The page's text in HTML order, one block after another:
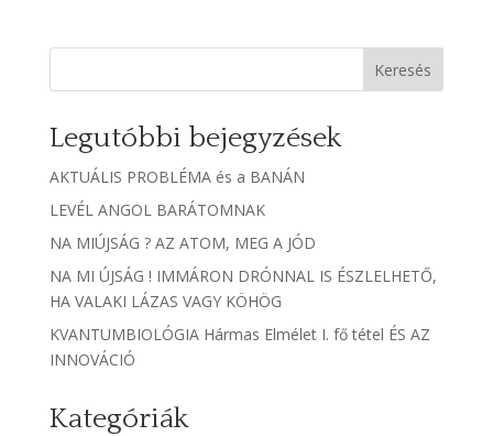
Keresés
Legutóbbi bejegyzések
AKTUÁLIS PROBLÉMA és a BANÁN
LEVÉL ANGOL BARÁTOMNAK
NA MIÚJSÁG ? AZ ATOM, MEG A JÓD
NA MI ÚJSÁG ! IMMÁRON DRÓNNAL IS ÉSZLELHETŐ,
HA VALAKI LÁZAS VAGY KÖHÖG
KVANTUMBIOLÓGIA Hármas Elmélet I. fő tétel ÉS AZ
INNOVÁCIÓ
Kategóriák